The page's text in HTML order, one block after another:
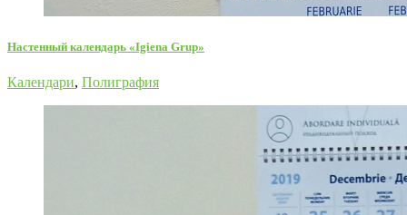
Настенный календарь «Igiena Grup»
Календари, Полиграфия